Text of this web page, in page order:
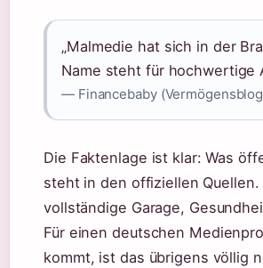
„Malmedie hat sich in der
Name steht für hochwertige
— Financebaby
Die Faktenlage ist klar: Was
steht in den offiziellen
vollständige Garage,
Für einen deutschen
kommt, ist das übrigens völlig